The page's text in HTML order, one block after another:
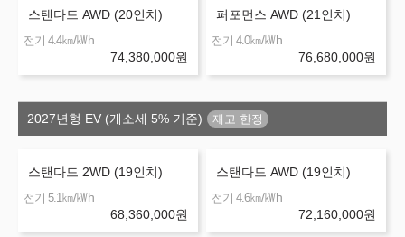
스탠다드 AWD (20인치)
전기 4.4㎞/㎾h
74,380,000원
퍼포먼스 AWD (21인치)
전기 4.0㎞/㎾h
76,680,000원
2027년형 EV (개소세 5% 기준)
스탠다드 2WD (19인치)
전기 5.1㎞/㎾h
68,360,000원
스탠다드 AWD (19인치)
전기 4.6㎞/㎾h
72,160,000원